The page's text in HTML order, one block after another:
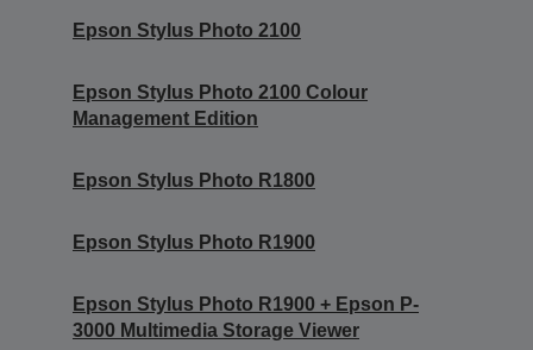
Epson Stylus Photo 2100
Epson Stylus Photo 2100 Colour
Management Edition
Epson Stylus Photo R1800
Epson Stylus Photo R1900
Epson Stylus Photo R1900 + Epson P-
3000 Multimedia Storage Viewer